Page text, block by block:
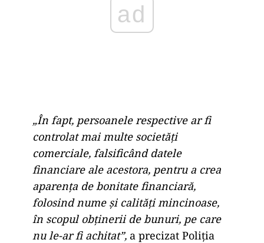
„În fapt, persoanele respective ar fi
controlat mai multe societăți
comerciale, falsificând datele
financiare ale acestora, pentru a crea
aparența de bonitate financiară,
folosind nume și calități mincinoase,
în scopul obținerii de bunuri, pe care
nu le-ar fi achitat”, a precizat Poliția